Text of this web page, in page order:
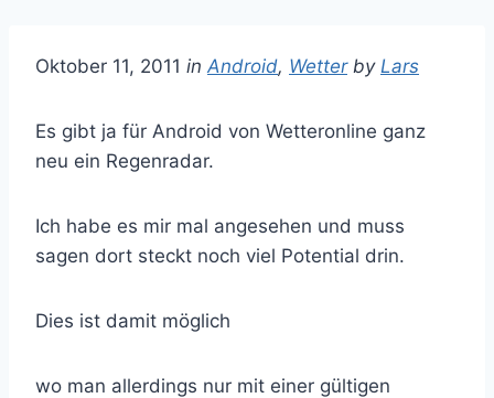
Oktober 11, 2011 inAndroid, Wetterby Lars
Es gibt ja für Android von Wetteronline ganz
neu ein Regenradar.
Ich habe es mir mal angesehen und muss
sagen dort steckt noch viel Potential drin.
Dies ist damit möglich
wo man allerdings nur mit einer gültigen